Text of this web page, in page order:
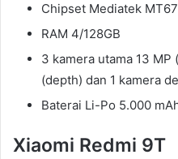
Chipset Mediatek
RAM 4/128GB
3 kamera utama 13 MP
(depth) dan 1 kamera
Baterai Li-Po 5.000
Xiaomi Redmi 9T